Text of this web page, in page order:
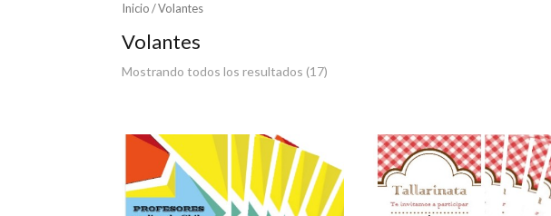
Inicio/ Volantes
Volantes
Mostrando todos los resultados (17)